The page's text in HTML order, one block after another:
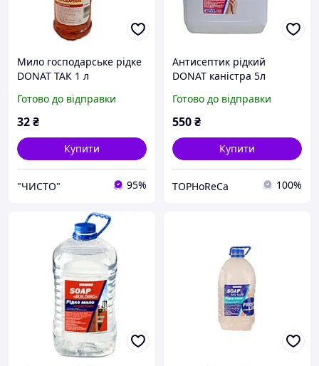
Мило господарське рідке
DONAT ТАК 1 л
Готово до відправки
32₴
Купити
"ЧИСТО" 95%
Антисептик рідкий
DONAT каністра 5л
Готово до відправки
550₴
Купити
TOPHoReCa 100%